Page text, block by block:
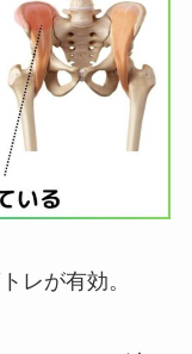
レが有効。